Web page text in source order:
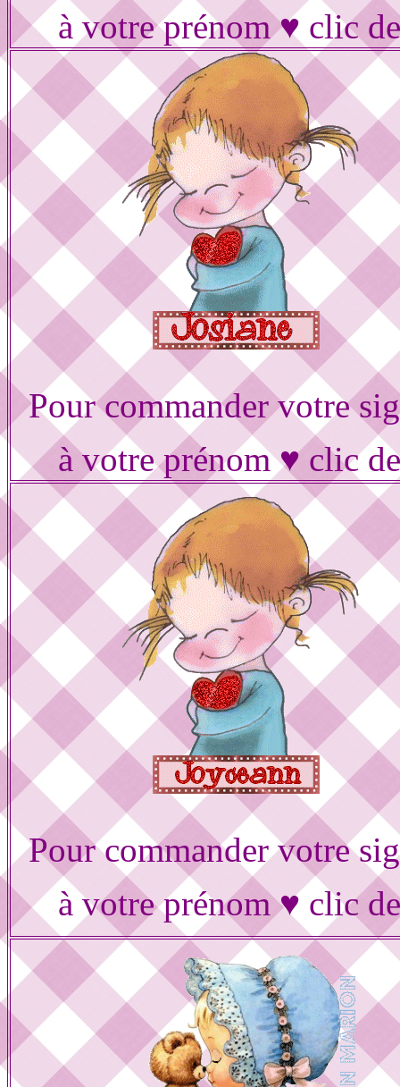
à votre prénom ♥ clic
Pour commander votre
à votre prénom ♥ clic
Pour commander votre
à votre prénom ♥ clic